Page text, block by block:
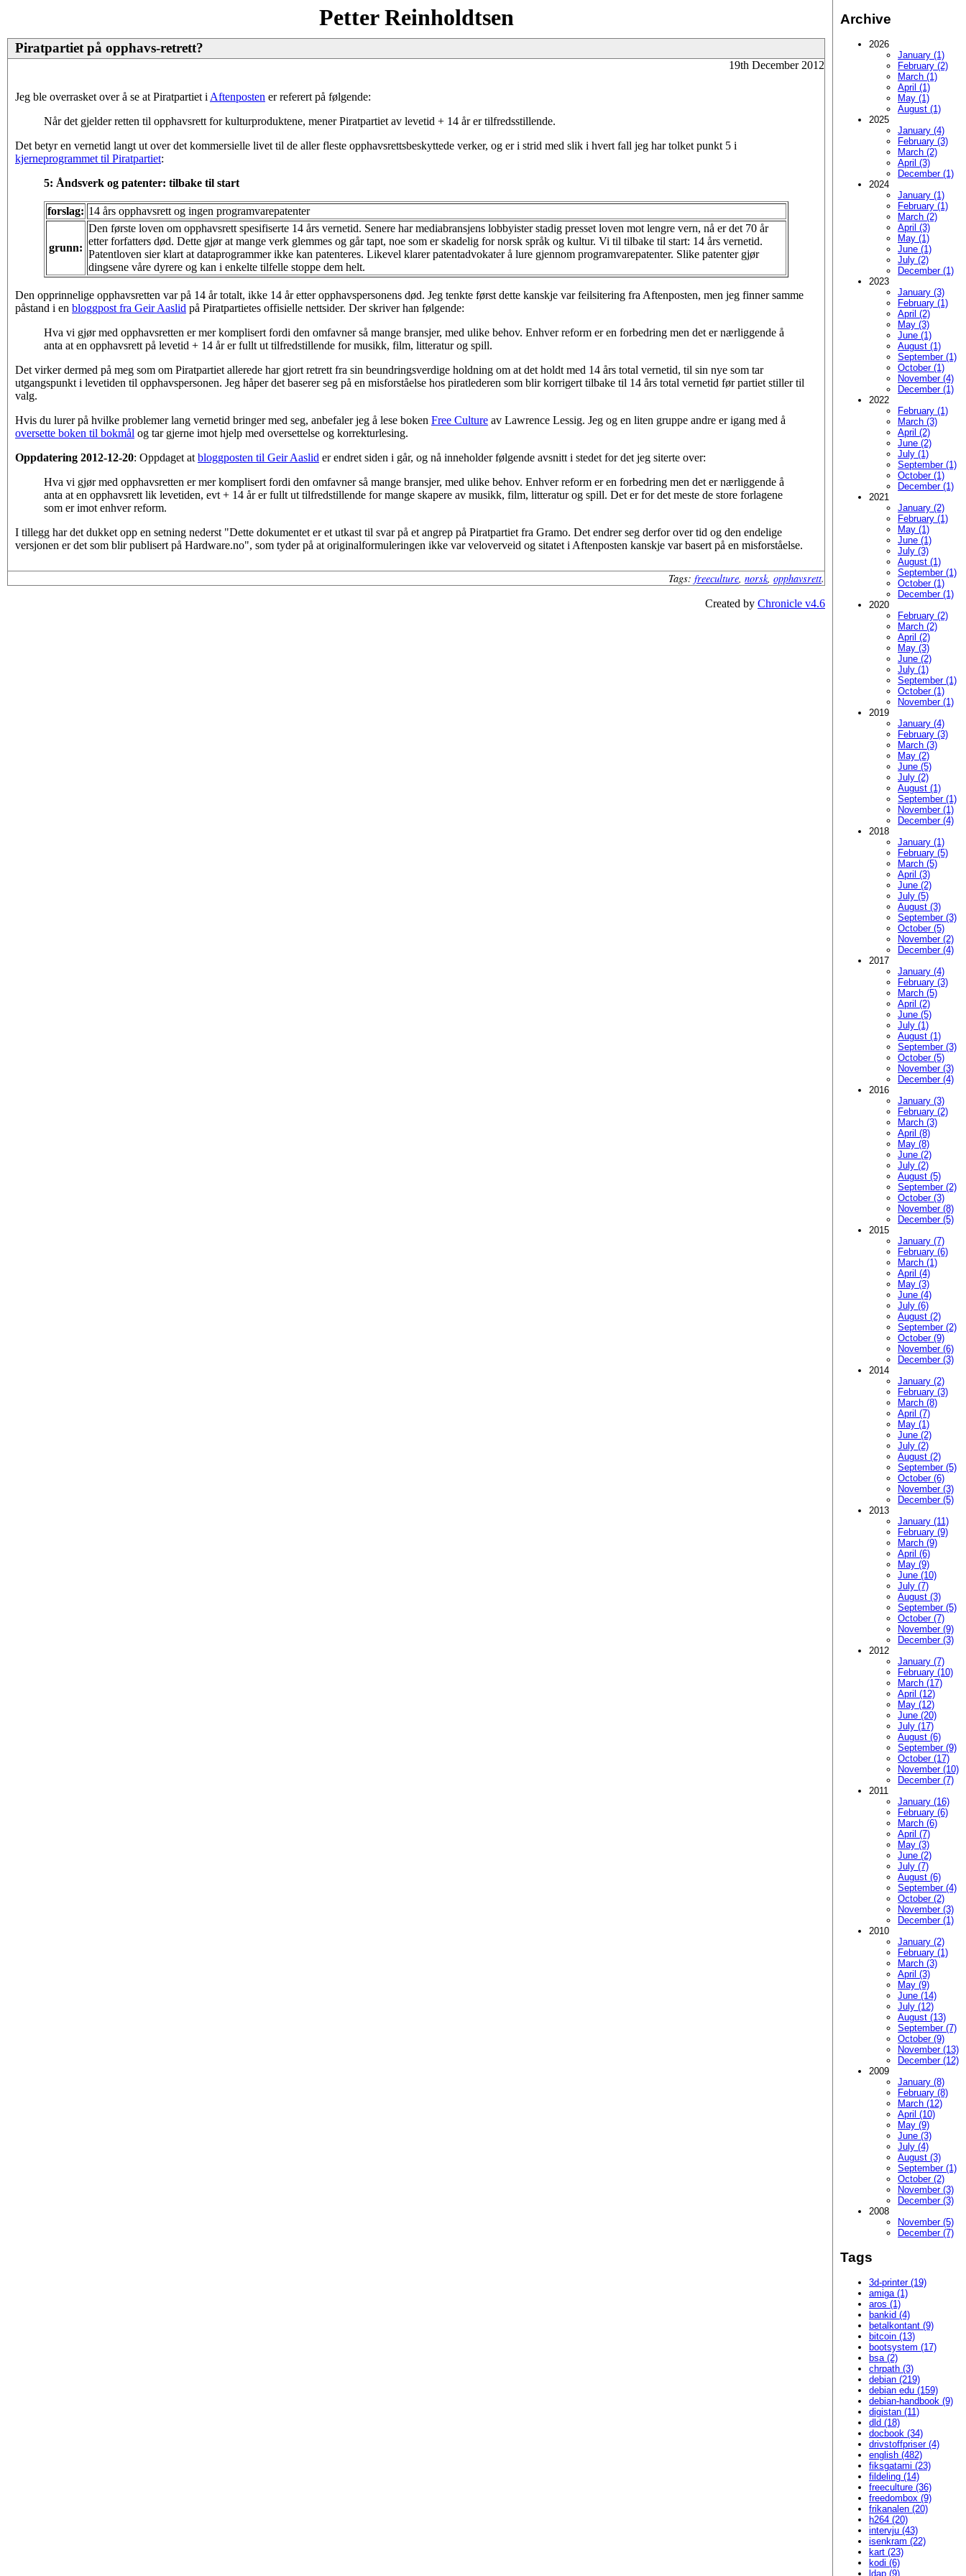
Petter Reinholdtsen
Piratpartiet på opphavs-retrett?
19th December 2012
Jeg ble overrasket over å se at Piratpartiet i Aftenposten er referert på følgende:
Når det gjelder retten til opphavsrett for kulturproduktene, mener Piratpartiet av levetid + 14 år er tilfredsstillende.
Det betyr en vernetid langt ut over det kommersielle livet til de aller fleste opphavsrettsbeskyttede verker, og er i strid med slik i hvert fall jeg har tolket punkt 5 i
kjerneprogrammet til Piratpartiet:
5: Åndsverk og patenter: tilbake til start
forslag: 14 års opphavsrett og ingen programvarepatenter
grunn:
Den første loven om opphavsrett spesifiserte 14 års vernetid. Senere har mediabransjens lobbyister stadig presset loven mot lengre vern, nå er det 70 år
etter forfatters død. Dette gjør at mange verk glemmes og går tapt, noe som er skadelig for norsk språk og kultur. Vi til tilbake til start: 14 års vernetid.
Patentloven sier klart at dataprogrammer ikke kan patenteres. Likevel klarer patentadvokater å lure gjennom programvarepatenter. Slike patenter gjør
dingsene våre dyrere og kan i enkelte tilfelle stoppe dem helt.
Den opprinnelige opphavsretten var på 14 år totalt, ikke 14 år etter opphavspersonens død. Jeg tenkte først dette kanskje var feilsitering fra Aftenposten, men jeg finner samme
påstand i en bloggpost fra Geir Aaslid på Piratpartietes offisielle nettsider. Der skriver han følgende:
Hva vi gjør med opphavsretten er mer komplisert fordi den omfavner så mange bransjer, med ulike behov. Enhver reform er en forbedring men det er nærliggende å
anta at en opphavsrett på levetid + 14 år er fullt ut tilfredstillende for musikk, film, litteratur og spill.
Det virker dermed på meg som om Piratpartiet allerede har gjort retrett fra sin beundringsverdige holdning om at det holdt med 14 års total vernetid, til sin nye som tar
utgangspunkt i levetiden til opphavspersonen. Jeg håper det baserer seg på en misforståelse hos piratlederen som blir korrigert tilbake til 14 års total vernetid før partiet stiller til
valg.
Hvis du lurer på hvilke problemer lang vernetid bringer med seg, anbefaler jeg å lese boken Free Culture av Lawrence Lessig. Jeg og en liten gruppe andre er igang med å
oversette boken til bokmål og tar gjerne imot hjelp med oversettelse og korrekturlesing.
Oppdatering 2012-12-20: Oppdaget at bloggposten til Geir Aaslid er endret siden i går, og nå inneholder følgende avsnitt i stedet for det jeg siterte over:
Hva vi gjør med opphavsretten er mer komplisert fordi den omfavner så mange bransjer, med ulike behov. Enhver reform er en forbedring men det er nærliggende å
anta at en opphavsrett lik levetiden, evt + 14 år er fullt ut tilfredstillende for mange skapere av musikk, film, litteratur og spill. Det er for det meste de store forlagene
som er imot enhver reform.
I tillegg har det dukket opp en setning nederst "Dette dokumentet er et utkast til svar på et angrep på Piratpartiet fra Gramo. Det endrer seg derfor over tid og den endelige
versjonen er det som blir publisert på Hardware.no", som tyder på at originalformuleringen ikke var veloverveid og sitatet i Aftenposten kanskje var basert på en misforståelse.
Tags: freeculture norsk, opphavsrett.
Archive
2026
January (1)
February (2)
March (1)
April (1)
May (1)
August (1)
2025
January (4)
February (3)
March (2)
April (3)
December (1)
2024
January (1)
February (1)
March (2)
April (3)
May (1)
June (1)
July (2)
December (1)
2023
January (3)
February (1)
April (2)
May (3)
June (1)
August (1)
September (1)
October (1)
November (4)
December (1)
2022
February (1)
March (3)
April (2)
June (2)
July (1)
September (1)
October (1)
December (1)
2021
January (2)
February (1)
May (1)
June (1)
July (3)
August (1)
September (1)
October (1)
December (1)
2020
February (2)
March (2)
April (2)
May (3)
June (2)
July (1)
September (1)
October (1)
November (1)
2019
January (4)
February (3)
March (3)
May (2)
June (5)
July (2)
August (1)
September (1)
November (1)
December (4)
2018
January (1)
February (5)
March (5)
April (3)
June (2)
July (5)
August (3)
September (3)
October (5)
November (2)
December (4)
2017
January (4)
February (3)
March (5)
April (2)
June (5)
July (1)
August (1)
September (3)
October (5)
November (3)
December (4)
2016
January (3)
February (2)
March (3)
April (8)
May (8)
June (2)
July (2)
August (5)
September (2)
October (3)
November (8)
December (5)
2015
January (7)
February (6)
March (1)
April (4)
May (3)
June (4)
July (6)
August (2)
September (2)
October (9)
November (6)
December (3)
2014
January (2)
February (3)
March (8)
April (7)
May (1)
June (2)
July (2)
August (2)
September (5)
October (6)
November (3)
December (5)
2013
January (11)
February (9)
March (9)
April (6)
May (9)
June (10)
July (7)
August (3)
September (5)
October (7)
November (9)
December (3)
2012
January (7)
February (10)
March (17)
April (12)
May (12)
June (20)
July (17)
August (6)
September (9)
October (17)
November (10)
December (7)
2011
January (16)
February (6)
March (6)
April (7)
May (3)
June (2)
July (7)
August (6)
September (4)
October (2)
November (3)
December (1)
2010
January (2)
February (1)
March (3)
April (3)
May (9)
June (14)
July (12)
August (13)
September (7)
October (9)
November (13)
December (12)
2009
January (8)
February (8)
March (12)
April (10)
May (9)
June (3)
July (4)
August (3)
September (1)
October (2)
November (3)
December (3)
2008
November (5)
December (7)
Tags
3d-printer (19)
amiga (1)
aros (1)
bankid (4)
betalkontant (9)
bitcoin (13)
bootsystem (17)
bsa (2)
chrpath (3)
debian (219)
debian edu (159)
debian-handbook (9)
digistan (11)
dld (18)
docbook (34)
drivstoffpriser (4)
english (482)
fiksgatami (23)
fildeling (14)
freeculture (36)
freedombox (9)
frikanalen (20)
h264 (20)
intervju (43)
isenkram (22)
kart (23)
kodi (6)
ldap (9)
Created by Chronicle v4.6